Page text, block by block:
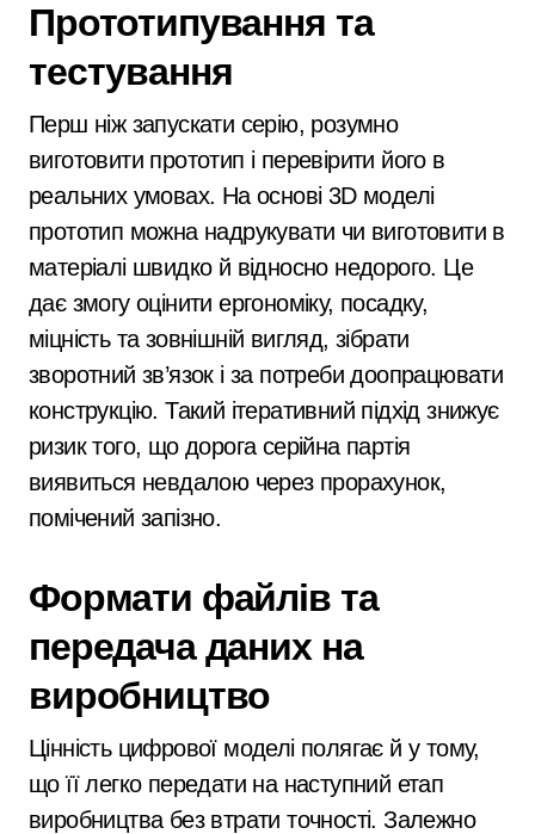
Прототипування та
тестування
Перш ніж запускати серію, розумно
виготовити прототип і перевірити його в
реальних умовах. На основі 3D моделі
прототип можна надрукувати чи виготовити в
матеріалі швидко й відносно недорого. Це
дає змогу оцінити ергономіку, посадку,
міцність та зовнішній вигляд, зібрати
зворотний зв’язок і за потреби доопрацювати
конструкцію. Такий ітеративний підхід знижує
ризик того, що дорога серійна партія
виявиться невдалою через прорахунок,
помічений запізно.
Формати файлів та
передача даних на
виробництво
Цінність цифрової моделі полягає й у тому,
що її легко передати на наступний етап
виробництва без втрати точності. Залежно